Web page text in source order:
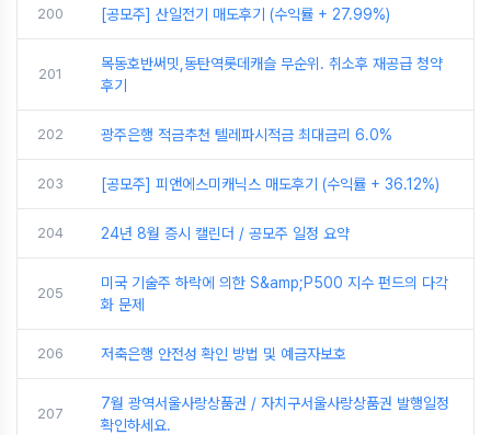
200 [공모주] 산일전기 매도후기 (수익률 + 27.99%)
201
목동호반써밋,동탄역롯데캐슬 무순위. 취소후 재공급 청약
후기
202 광주은행 적금추천 텔레파시적금 최대금리 6.0%
203 [공모주] 피앤에스미캐닉스 매도후기 (수익률 + 36.12%)
204 24년 8월 증시 캘린더 / 공모주 일정 요약
205
미국 기술주 하락에 의한 S&amp;P500 지수 펀드의 다각
화 문제
206 저축은행 안전성 확인 방법 및 예금자보호
207
7월 광역서울사랑상품권 / 자치구서울사랑상품권 발행일정
확인하세요.